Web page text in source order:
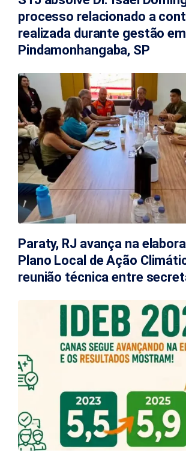
processo relacionado a
realizada durante gestão em
Pindamonhangaba, SP
Paraty, RJ avança na
Plano Local de Ação
reunião técnica entre